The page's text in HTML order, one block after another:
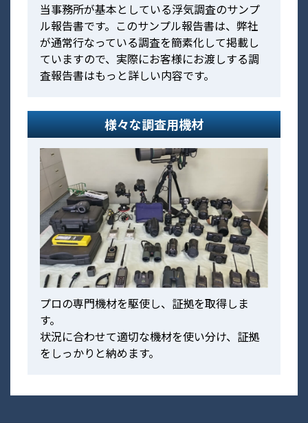
当事務所が基本としている浮気調査のサンプ
ル報告書です。このサンプル報告書は、弊社
が通常行なっている調査を簡素化して掲載し
ていますので、実際にお客様にお渡しする調
査報告書はもっと詳しい内容です。
様々な調査用機材
プロの専門機材を駆使し、証拠を取得しま
す。
状況に合わせて適切な機材を使い分け、証拠
をしっかりと納めます。